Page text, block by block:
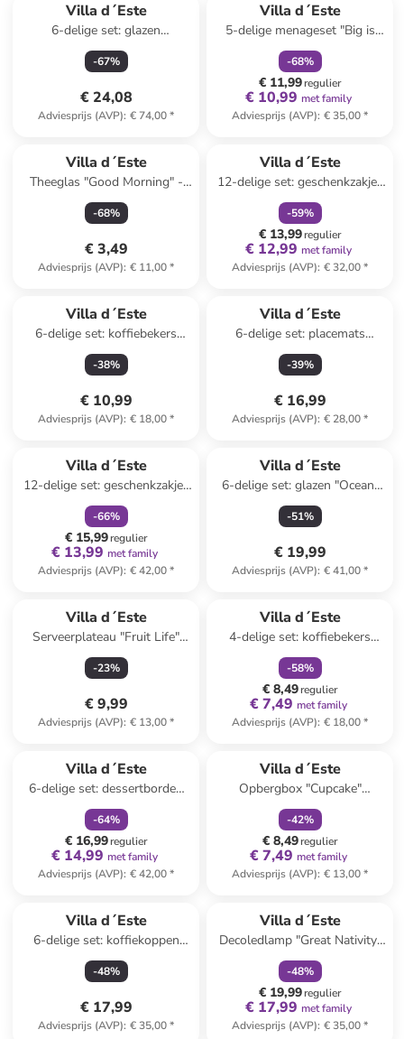
Villa d´Este
6-delige set: glazen
"Geometrie" meerkleurig - 300
ml
-67%
€ 24,08
Adviesprijs (AVP): € 74,00*
Villa d´Este
5-delige menageset "Big is
more" zwart/wit
-68%
€ 11,99regulier
€ 10,99 met family
Adviesprijs (AVP): € 35,00*
Villa d´Este
Theeglas "Good Morning" -
400 ml
-68%
€ 3,49
Adviesprijs (AVP): € 11,00*
Villa d´Este
12-delige set: geschenkzakjes
"Natalotto" groen - (B)22 x
(H)26 x (D)10 cm
-59%
€ 13,99regulier
€ 12,99 met family
Adviesprijs (AVP): € 32,00*
Villa d´Este
6-delige set: koffiebekers
"Confusion" blauw - 90 ml
-38%
€ 10,99
Adviesprijs (AVP): € 18,00*
Villa d´Este
6-delige set: placemats
"Oriental Botanique"
wit/groen - Ø 33 cm
-39%
€ 16,99
Adviesprijs (AVP): € 28,00*
Villa d´Este
12-delige set: geschenkzakjes
"Natalotto" rood - (B)23 x
(H)39 x (D)15 cm
-66%
€ 15,99regulier
€ 13,99 met family
Adviesprijs (AVP): € 42,00*
Villa d´Este
6-delige set: glazen "Ocean"
transparant/blauw/lichtblauw
- 230 ml
-51%
€ 19,99
Adviesprijs (AVP): € 41,00*
Villa d´Este
Serveerplateau "Fruit Life"
geel/oranje - (L)15 cm
-23%
€ 9,99
Adviesprijs (AVP): € 13,00*
Villa d´Este
4-delige set: koffiebekers
"Natoletto" meerkleurig - 100
ml
-58%
€ 8,49regulier
€ 7,49 met family
Adviesprijs (AVP): € 18,00*
Villa d´Este
6-delige set: dessertborden
"Vintage Xmas"
wit/meerkleurig - Ø 20 cm
-64%
€ 16,99regulier
€ 14,99 met family
Adviesprijs (AVP): € 42,00*
Villa d´Este
Opbergbox "Cupcake"
beige/rood - (B)14,5 x (H)20 x
(D)9 cm
-42%
€ 8,49regulier
€ 7,49 met family
Adviesprijs (AVP): € 13,00*
Villa d´Este
6-delige set: koffiekoppen
"Forma" lichtblauw - 100 ml
-48%
€ 17,99
Adviesprijs (AVP): € 35,00*
Villa d´Este
Decoledlamp "Great Nativity"
wit/goudkleurig - (B)14,5 x
(H)24 x (D)9 cm
-48%
€ 19,99regulier
€ 17,99 met family
Adviesprijs (AVP): € 35,00*